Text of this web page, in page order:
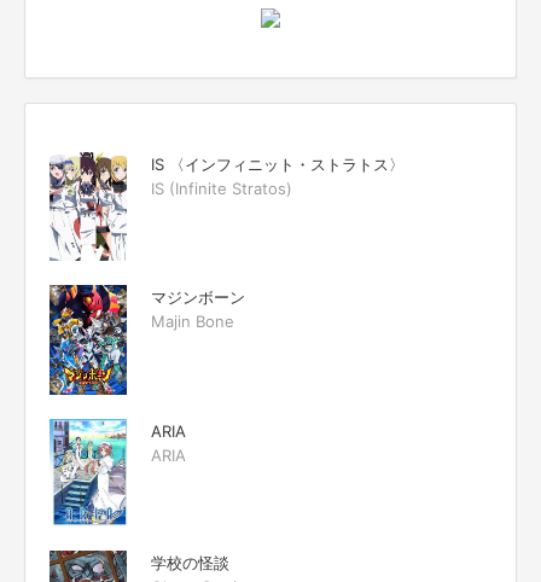
IS 〈インフィニット・ストラトス〉
IS (Infinite Stratos)
マジンボーン
Majin Bone
ARIA
ARIA
学校の怪談